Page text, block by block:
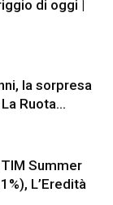
di oggi |
la sorpresa
Ruota...
Summer
L’Eredità